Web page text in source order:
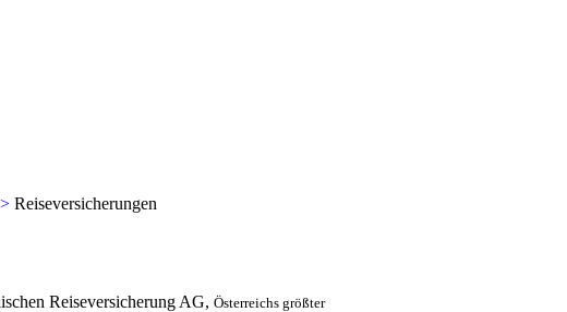
Reiseversicherungen
Reiseversicherung AG, Österreichs größter